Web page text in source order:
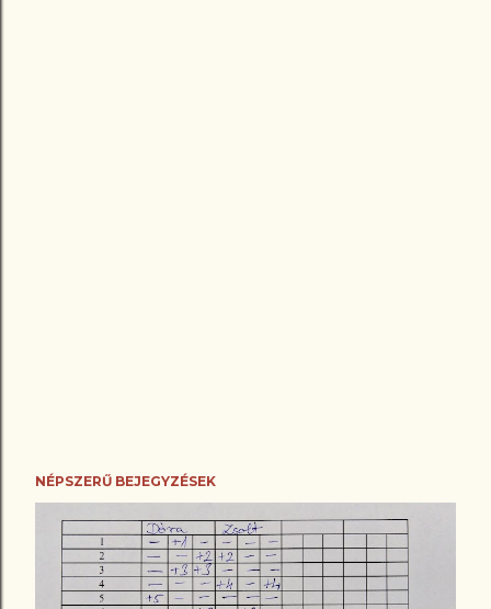
NÉPSZERŰ BEJEGYZÉSEK